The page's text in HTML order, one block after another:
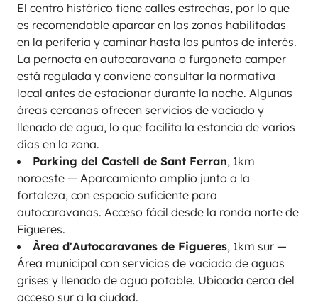
El centro histórico tiene calles estrechas, por lo que
es recomendable aparcar en las zonas habilitadas
en la periferia y caminar hasta los puntos de interés.
La pernocta en autocaravana o furgoneta camper
está regulada y conviene consultar la normativa
local antes de estacionar durante la noche. Algunas
áreas cercanas ofrecen servicios de vaciado y
llenado de agua, lo que facilita la estancia de varios
días en la zona.
Parking del Castell de Sant Ferran, 1km
noroeste — Aparcamiento amplio junto a la
fortaleza, con espacio suficiente para
autocaravanas. Acceso fácil desde la ronda norte de
Figueres.
Àrea d'Autocaravanes de Figueres, 1km sur —
Área municipal con servicios de vaciado de aguas
grises y llenado de agua potable. Ubicada cerca del
acceso sur a la ciudad.